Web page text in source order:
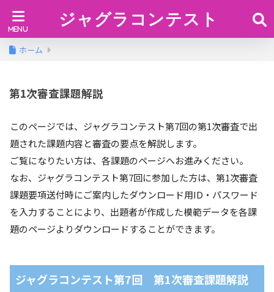
ジャグラコンテスト
ホーム
第1次審査課題解説
このページでは、ジャグラコンテスト第7回の第1次審査で出
題された課題内容と審査の要点を解説します。
ご覧になりたい方は、各課題のページへお進みください。
なお、ジャグラコンテスト第7回に参加した方は、第1次審査
課題要項送付時にご案内したダウンロード用ID・パスワード
を入力することにより、出題者が作成した模範データを各課
題のページよりダウンロードすることができます。
ジャグラコンテスト第7回 第1次審査課題解説